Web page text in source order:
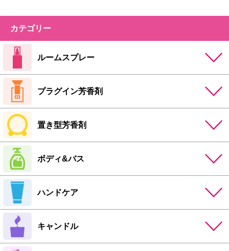
カテゴリー
ルームスプレー
プラグイン芳香剤
置き型芳香剤
ボディ&バス
ハンドケア
キャンドル